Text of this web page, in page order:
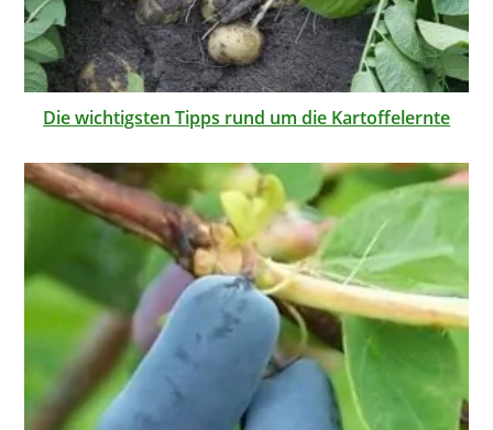
Die wichtigsten Tipps rund um die Kartoffelernte